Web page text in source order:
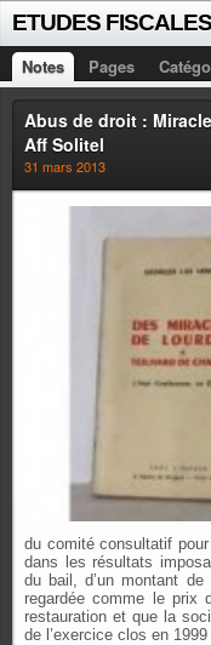
Notes Pages
Abus de droit :
Aff Solitel
31 mars 2013
du comité consultatif
dans les résultats
du bail, d’un montant
regardée comme le prix
restauration et que la
de l’exercice clos en 1999